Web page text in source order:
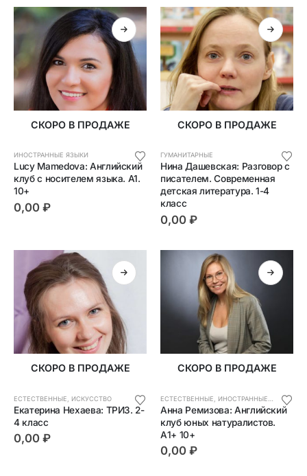
СКОРО В ПРОДАЖЕ
ИНОСТРАННЫЕ ЯЗЫКИ
Lucy Mamedova: Английский
клуб с носителем языка. A1.
10+
0,00 ₽
СКОРО В ПРОДАЖЕ
ГУМАНИТАРНЫЕ
Нина Дашевская: Разговор с
писателем. Современная
детская литература. 1-4
класс
0,00 ₽
СКОРО В ПРОДАЖЕ
ЕСТЕСТВЕННЫЕ ИСКУССТВО
Екатерина Нехаева: ТРИЗ. 2-
4 класс
0,00 ₽
СКОРО В ПРОДАЖЕ
ЕСТЕСТВЕННЫЕ ИНОСТРАННЫЕ ЯЗЫКИ
Анна Ремизова: Английский
клуб юных натуралистов.
А1+ 10+
0,00 ₽